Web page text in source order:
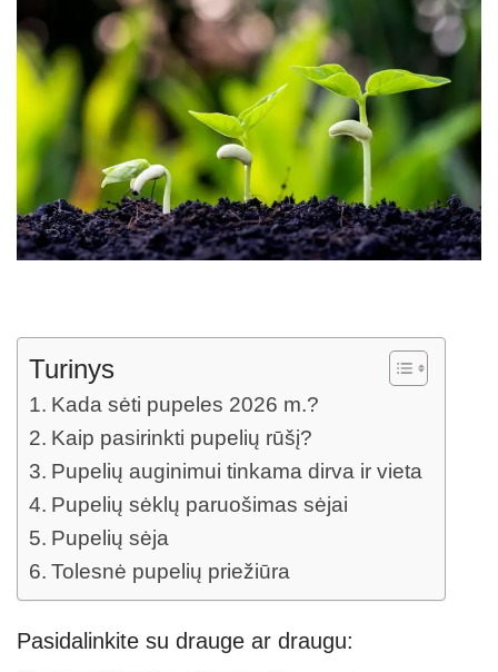
Turinys
Kada sėti pupeles 2026 m.?
Kaip pasirinkti pupelių rūšį?
Pupelių auginimui tinkama dirva ir vieta
Pupelių sėklų paruošimas sėjai
Pupelių sėja
Tolesnė pupelių priežiūra
Pasidalinkite su drauge ar draugu: